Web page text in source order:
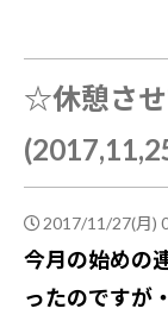
☆休憩させ
2017/11/27(月)
今月の始めの
ったのですが